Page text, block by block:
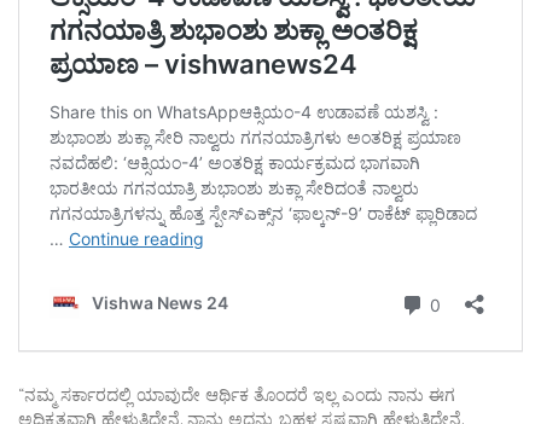
“ನಮ್ಮ ಸರ್ಕಾರದಲ್ಲಿ ಯಾವುದೇ ಆರ್ಥಿಕ ತೊಂದರೆ ಇಲ್ಲ ಎಂದು ನಾನು ಈಗ